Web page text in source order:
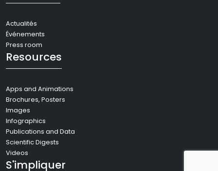
Actualités
Événements
Press room
Resources
Apps and Animations
Brochures, Posters
Images
Infographics
Publications and Data
Scientific Digests
Videos
S'impliquer